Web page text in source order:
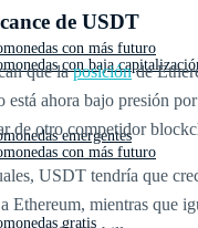
con más futuro
emergentes
gratis
con baja
con más futuro
de USDT
que laposiciónde
ahora bajo presión
de otro competidor
USDT tendría que
Ethereum, mientras que